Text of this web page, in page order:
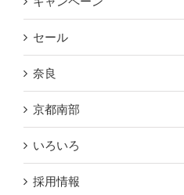
セール
奈良
京都南部
いろいろ
採用情報